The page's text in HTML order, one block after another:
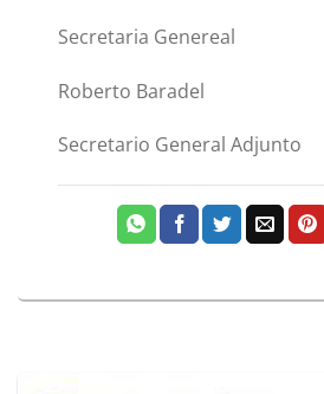
Secretaria Genereal
Roberto Baradel
Secretario General Adjunto